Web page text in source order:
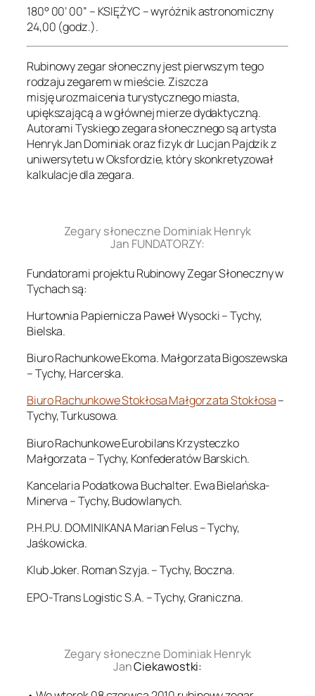
180° 00’ 00” – KSIĘŻYC – wyróżnik astronomiczny
24,00 (godz.).
Rubinowy zegar słoneczny jest pierwszym tego
rodzaju zegarem w mieście. Ziszcza
misję urozmaicenia turystycznego miasta,
upiększającą a w głównej mierze dydaktyczną.
Autorami Tyskiego zegara słonecznego są artysta
Henryk Jan Dominiak oraz fizyk dr Lucjan Pajdzik z
uniwersytetu w Oksfordzie, który skonkretyzował
kalkulacje dla zegara.
Zegary słoneczne Dominiak Henryk
Jan FUNDATORZY:
Fundatorami projektu Rubinowy Zegar Słoneczny w
Tychach są:
Hurtownia Papiernicza Paweł Wysocki – Tychy,
Bielska.
Biuro Rachunkowe Ekoma. Małgorzata Bigoszewska
– Tychy, Harcerska.
Biuro Rachunkowe Stokłosa Małgorzata Stokłosa–
Tychy, Turkusowa.
Biuro Rachunkowe Eurobilans Krzysteczko
Małgorzata – Tychy, Konfederatów Barskich.
Kancelaria Podatkowa Buchalter. Ewa Bielańska-
Minerva – Tychy, Budowlanych.
P.H.P.U. DOMINIKANA Marian Felus – Tychy,
Jaśkowicka.
Klub Joker. Roman Szyja. – Tychy, Boczna.
EPO-Trans Logistic S.A. – Tychy, Graniczna.
Zegary słoneczne Dominiak Henryk
JanCiekawostki: